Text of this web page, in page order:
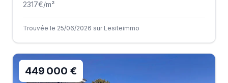
2317€/m²
Trouvée le 25/06/2026 sur Lesiteimmo
449 000 €